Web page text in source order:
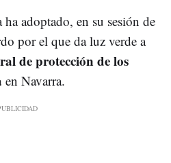
adoptado, en su sesión de
por el que da luz verde a
de protección de los
en Navarra.